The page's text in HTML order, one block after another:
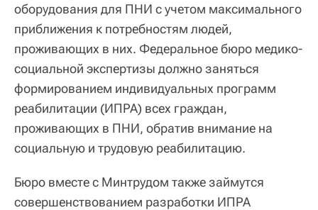
оборудования для ПНИ с учетом максимального
приближения к потребностям людей,
проживающих в них. Федеральное бюро медико-
социальной экспертизы должно заняться
формированием индивидуальных программ
реабилитации (ИПРА) всех граждан,
проживающих в ПНИ, обратив внимание на
социальную и трудовую реабилитацию.
Бюро вместе с Минтрудом также займутся
совершенствованием разработки ИПРА